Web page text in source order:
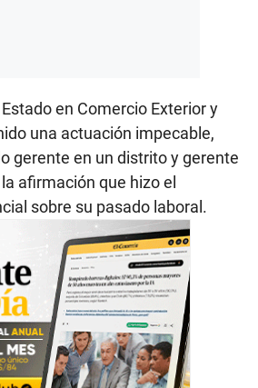
en Comercio Exterior y
una actuación impecable,
gerente en un distrito y gerente
afirmación que hizo el
sobre su pasado laboral.